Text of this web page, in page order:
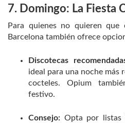
7. Domingo: La Fiesta
Para quienes no quieren
Barcelona también ofrece
Discotecas
ideal para una noche más
cocteles. Opium
festivo.
Consejo: Opta por listas